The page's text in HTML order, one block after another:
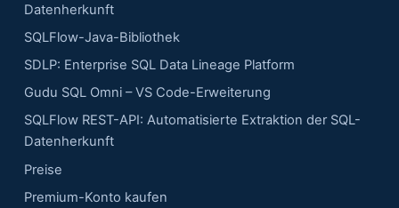
Datenherkunft
SQLFlow-Java-Bibliothek
SDLP: Enterprise SQL Data Lineage Platform
Gudu SQL Omni – VS Code-Erweiterung
SQLFlow REST-API: Automatisierte Extraktion der SQL-
Datenherkunft
Preise
Premium-Konto kaufen